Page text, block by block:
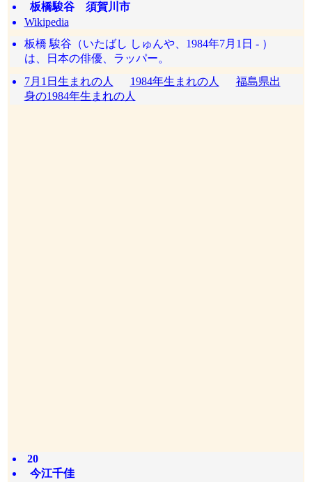
板橋駿谷 須賀川市
Wikipedia
板橋 駿谷（いたばし しゅんや、1984年7月1日 - ）
は、日本の俳優、ラッパー。
7月1日生まれの人
1984年生まれの人
福島県出
身の1984年生まれの人
20
今江千佳